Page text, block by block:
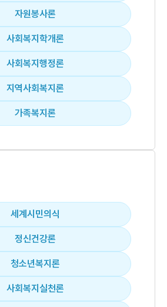
자원봉사론
사회복지학개론
사회복지행정론
지역사회복지론
가족복지론
세계시민의식
정신건강론
청소년복지론
사회복지실천론